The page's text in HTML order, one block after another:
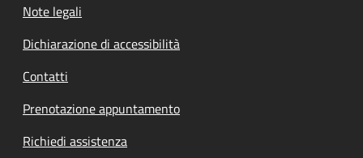
Note legali
Dichiarazione di accessibilità
Contatti
Prenotazione appuntamento
Richiedi assistenza